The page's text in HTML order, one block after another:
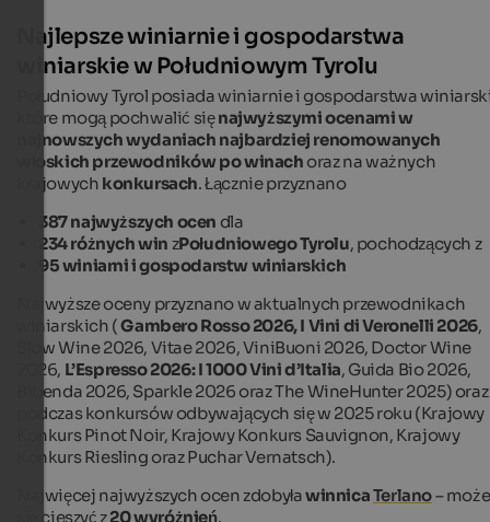
Najlepsze winiarnie i gospodarstwa
winiarskie w Południowym Tyrolu
Południowy Tyrol posiada winiarnie i gospodarstwa
które mogą pochwalić sięnajwyższymi ocenami w
najnowszych wydaniach najbardziej renomowanych
włoskich przewodników po winach oraz na ważnych
krajowych konkursach. Łącznie przyznano
387 najwyższych ocen dla
234 różnych win zPołudniowego Tyrolu, pochodzących z
95 winiarni i gospodarstw winiarskich
Najwyższe oceny przyznano w aktualnych przewodnikach
winiarskich (Gambero Rosso 2026, I Vini di Veronelli 2026,
Slow Wine 2026, Vitae 2026, ViniBuoni 2026, Doctor Wine
2026, L’Espresso 2026: I 1000 Vini d’Italia, Guida Bio 2026,
Bibenda 2026, Sparkle 2026 oraz The WineHunter 2025) oraz
podczas konkursów odbywających się w 2025 roku (Krajowy
Konkurs Pinot Noir, Krajowy Konkurs Sauvignon, Krajowy
Konkurs Riesling oraz Puchar Vernatsch).
Najwięcej najwyższych ocen zdobyławinnicaTerlano– może
się cieszyć z20 wyróżnień.